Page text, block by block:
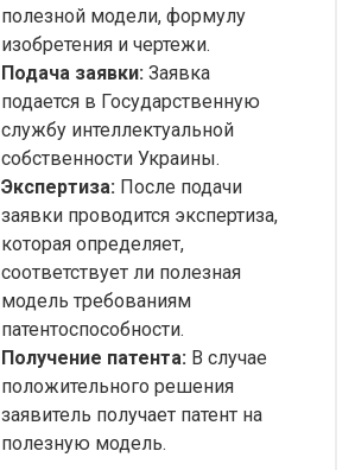
полезной модели, формулу
изобретения и чертежи.
Подача заявки: Заявка
подается в Государственную
службу интеллектуальной
собственности Украины.
Экспертиза: После подачи
заявки проводится экспертиза,
которая определяет,
соответствует ли полезная
модель требованиям
патентоспособности.
Получение патента: В случае
положительного решения
заявитель получает патент на
полезную модель.